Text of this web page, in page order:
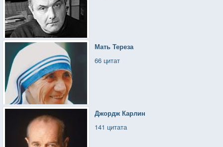
Мать Тереза
66 цитат
Джордж Карлин
141 цитата